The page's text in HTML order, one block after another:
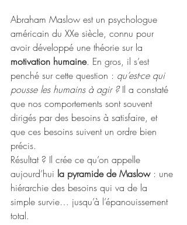
Abraham Maslow est un psychologue
américain du XXe siècle, connu pour
avoir développé une théorie sur la
motivation humaine. En gros, il s’est
penché sur cette question : qu’est-ce qui
pousse les humains à agir ? Il a constaté
que nos comportements sont souvent
dirigés par des besoins à satisfaire, et
que ces besoins suivent un ordre bien
précis.
Résultat ? Il crée ce qu’on appelle
aujourd’hui la pyramide de Maslow : une
hiérarchie des besoins qui va de la
simple survie… jusqu’à l’épanouissement
total.